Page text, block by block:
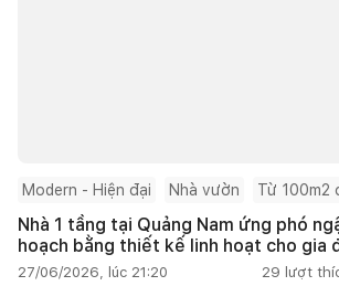
Modern - Hiện đại Nhà vườn Từ 100m2
Nhà 1 tầng tại Quảng Nam ứng phó
hoạch bằng thiết kế linh hoạt cho gia
27/06/2026, lúc 21:20 29 lượt